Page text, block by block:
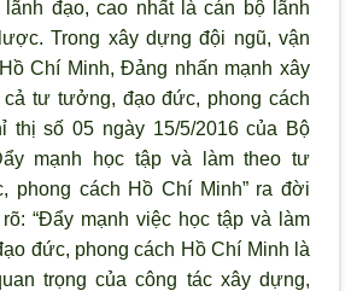
đạo, cao nhất là cán bộ lãnh
Trong xây dựng đội ngũ, vận
Chí Minh, Đảng nhấn mạnh xây
tư tưởng, đạo đức, phong cách
thị số 05 ngày 15/5/2016 của Bộ
mạnh học tập và làm theo tư
phong cách Hồ Chí Minh” ra đời
“Đẩy mạnh việc học tập và làm
đức, phong cách Hồ Chí Minh là
trọng của công tác xây dựng,